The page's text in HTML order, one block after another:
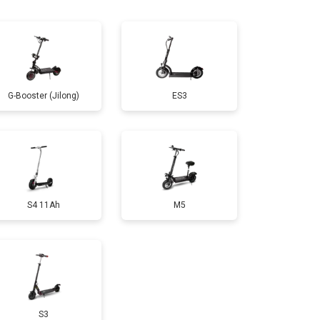
1100 ₽ Заказать
2500 ₽ Заказать
1800 ₽ Заказать
1000 ₽ Заказать
1550 ₽
1200 ₽
G-Booster (Jilong) ES3
S4 11Ah M5
S3